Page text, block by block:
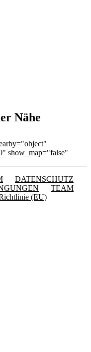
Nähe
show_map="false"
DATENSCHUTZ
TEAM
(EU)